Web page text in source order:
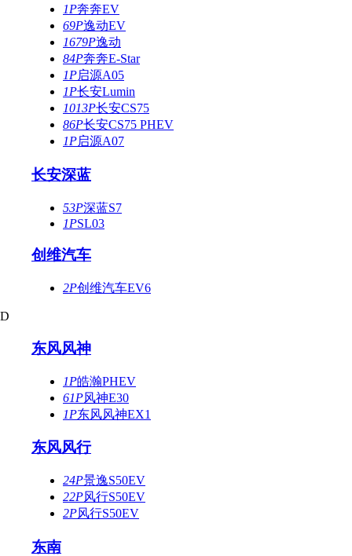
1P奔奔EV
69P逸动EV
1679P逸动
84P奔奔E-Star
1P启源A05
1P长安Lumin
1013P长安CS75
86P长安CS75 PHEV
1P启源A07
长安深蓝
53P深蓝S7
1PSL03
创维汽车
2P创维汽车EV6
D
东风风神
1P皓瀚PHEV
61P风神E30
1P东风风神EX1
东风风行
24P景逸S50EV
22P风行S50EV
2P风行S50EV
东南